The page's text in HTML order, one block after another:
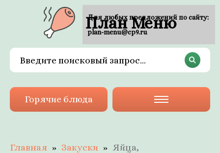
План Меню
Горячие блюда
Главная Закуски
Яйца,
Для любых предложений по сайту:
plan-menu@cp9.ru